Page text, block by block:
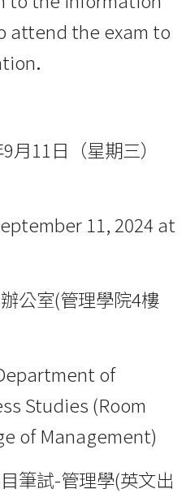
attend the exam to
.
11日（星期三）
11, 2024 at
公室(管理學院4樓
of
Studies (Room
of Management)
筆試-管理學(英文出